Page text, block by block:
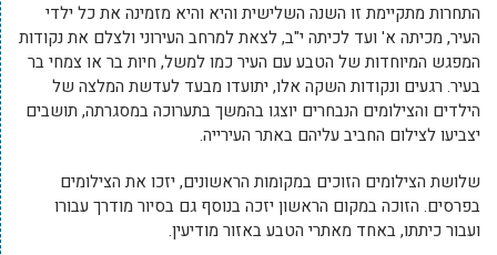
התחרות מתקיימת זו השנה השלישית והיא והיא מזמינה את כל ילדי
העיר, מכיתה א' ועד לכיתה י"ב, לצאת למרחב העירוני ולצלם את נקודות
המפגש המיוחדות של הטבע עם העיר כמו למשל, חיות בר או צמחי בר
בעיר. רגעים ונקודות השקה אלו, יתועדו מבעד לעדשת המלצה של
הילדים והצילומים הנבחרים יוצגו בהמשך בתערוכה במסגרתה, תושבים
יצביעו לצילום החביב עליהם באתר העירייה.
שלושת הצילומים הזוכים במקומות הראשונים, יזכו את הצילומים
בפרסים. הזוכה במקום הראשון יזכה בנוסף גם בסיור מודרך עבורו
ועבור כיתתו, באחד מאתרי הטבע באזור מודיעין.